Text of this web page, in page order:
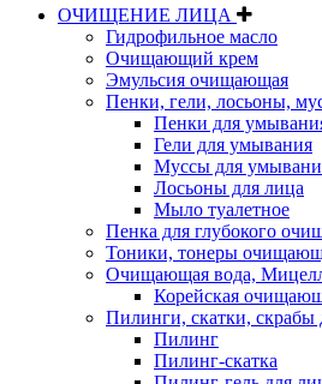
ОЧИЩЕНИЕ ЛИЦА
Гидрофильное масло
Очищающий крем
Эмульсия очищающая
Пенки, гели, лосьоны,
Пенки для
Гели для умывания
Муссы для
Лосьоны для лица
Мыло туалетное
Пенка для глубокого
Тоники, тонеры
Очищающая вода,
Корейская
Пилинги, скатки, скрабы
Пилинг
Пилинг-скатка